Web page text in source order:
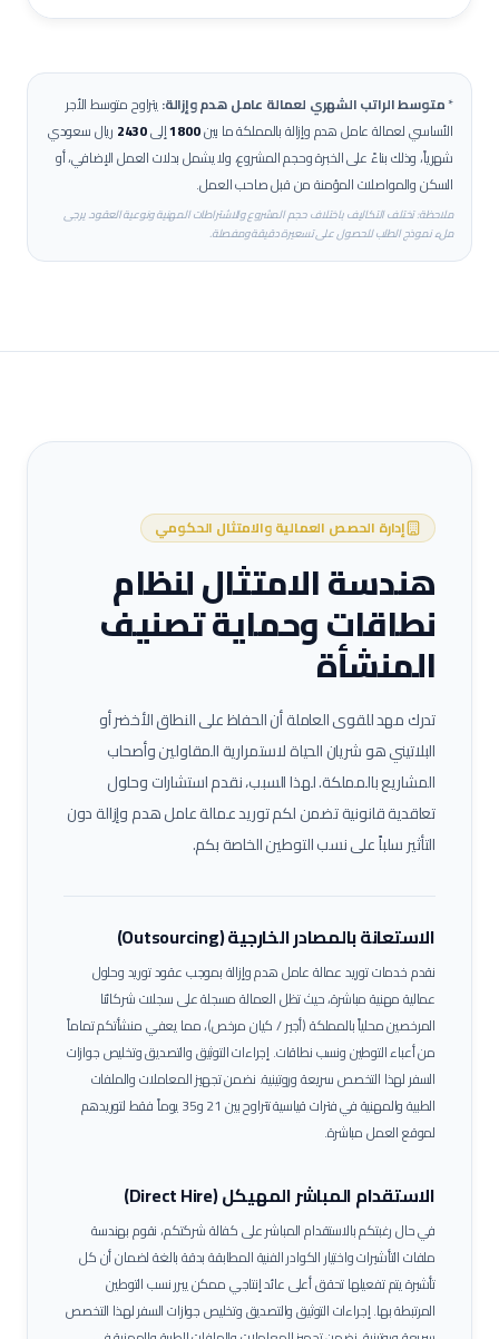
*متوسط الراتب الشهري لعمالة عامل هدم وإزالة:يتراوح متوسط الأجر
الأساسي لعمالةعامل هدم وإزالةبالمملكة ما بين1800إلى2430 ريال سعودي
شهرياً، وذلك بناءً على الخبرة وحجم المشروع، ولا يشمل بدلات العمل الإضافي، أو
السكن والمواصلات المؤمنة من قبل صاحب العمل.
ملاحظة: تختلف التكاليف باختلاف حجم المشروع والاشتراطات المهنية ونوعية العقود. يرجى
ملء نموذج الطلب للحصول على تسعيرة دقيقة ومفصلة.
إدارة الحصص العمالية والامتثال الحكومي
هندسة الامتثال لنظام
نطاقات وحماية تصنيف
المنشأة
تدرك مهد للقوى العاملة أن الحفاظ على النطاق الأخضر أو
البلاتيني هو شريان الحياة لاستمرارية المقاولين وأصحاب
المشاريع بالمملكة. لهذا السبب، نقدم استشارات وحلول
تعاقدية قانونية تضمن لكم توريد عمالةعامل هدم وإزالةدون
التأثير سلباً على نسب التوطين الخاصة بكم.
الاستعانة بالمصادر الخارجية (Outsourcing)
نقدم خدمات توريد عمالةعامل هدم وإزالةبموجب عقود توريد وحلول
عمالية مهنية مباشرة، حيث تظل العمالة مسجلة على سجلات شركائنا
المرخصين محلياً بالمملكة (أجير / كيان مرخص)، مما يعفي منشأتكم تماماً
من أعباء التوطين ونسب نطاقات.إجراءات التوثيق والتصديق وتخليص جوازات
السفر لهذا التخصص سريعة وروتينية. نضمن تجهيز المعاملات والملفات
الطبية والمهنية في فترات قياسية تتراوح بين 21 و35 يوماً فقط لتوريدهم
لموقع العمل مباشرة.
الاستقدام المباشر المهيكل (Direct Hire)
في حال رغبتكم بالاستقدام المباشر على كفالة شركتكم، نقوم بهندسة
ملفات التأشيرات واختيار الكوادر الفنية المطابقة بدقة بالغة لضمان أن كل
تأشيرة يتم تفعيلها تحقق أعلى عائد إنتاجي ممكن يبرر نسب التوطين
المرتبطة بها.إجراءات التوثيق والتصديق وتخليص جوازات السفر لهذا التخصص